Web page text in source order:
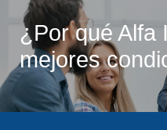
¿Por qué Alfa
mejores